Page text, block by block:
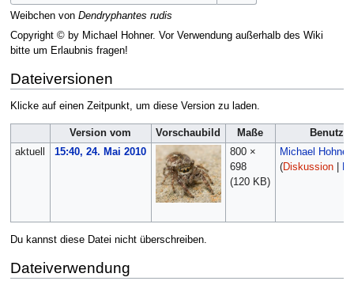
Weibchen von Dendryphantes rudis
Copyright © by Michael Hohner. Vor Verwendung außerhalb des Wiki
bitte um Erlaubnis fragen!
Dateiversionen
Klicke auf einen Zeitpunkt, um diese Version zu laden.
Version vom Vorschaubild Maße
Benutzer
aktuell
15:40, 24. Mai 2010
800 ×
698
(120 KB)
Michael Hohner
(Diskussion|
Du kannst diese Datei nicht überschreiben.
Dateiverwendung